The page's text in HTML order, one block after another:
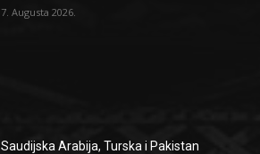
7. Augusta 2026.
Saudijska Arabija, Turska i Pakistan